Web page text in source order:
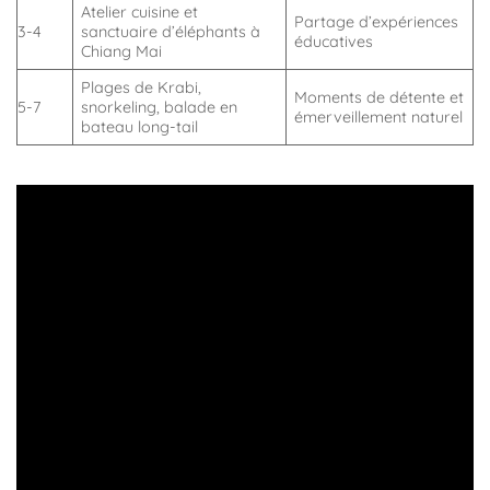
3-4
Atelier cuisine et
sanctuaire d’éléphants à
Chiang Mai
Partage d’expériences
éducatives
5-7
Plages de Krabi,
snorkeling, balade en
bateau long-tail
Moments de détente et
émerveillement naturel